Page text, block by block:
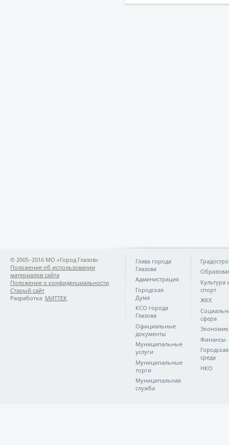
© 2005−2016 МО «Город Глазов»
Положение об использовании
материалов сайта
Положение о конфиденциальности
Старый сайт
Разработка: МИТТЕК
Глава города
Глазова
Администрация
Городская
Дума
КСО города
Глазова
Официальные
документы
Муниципальные
услуги
Муниципальные
торги
Муниципальная
служба
Культура
спорт
ЖКХ
сфера
Финансы
Городская
среда
НКО